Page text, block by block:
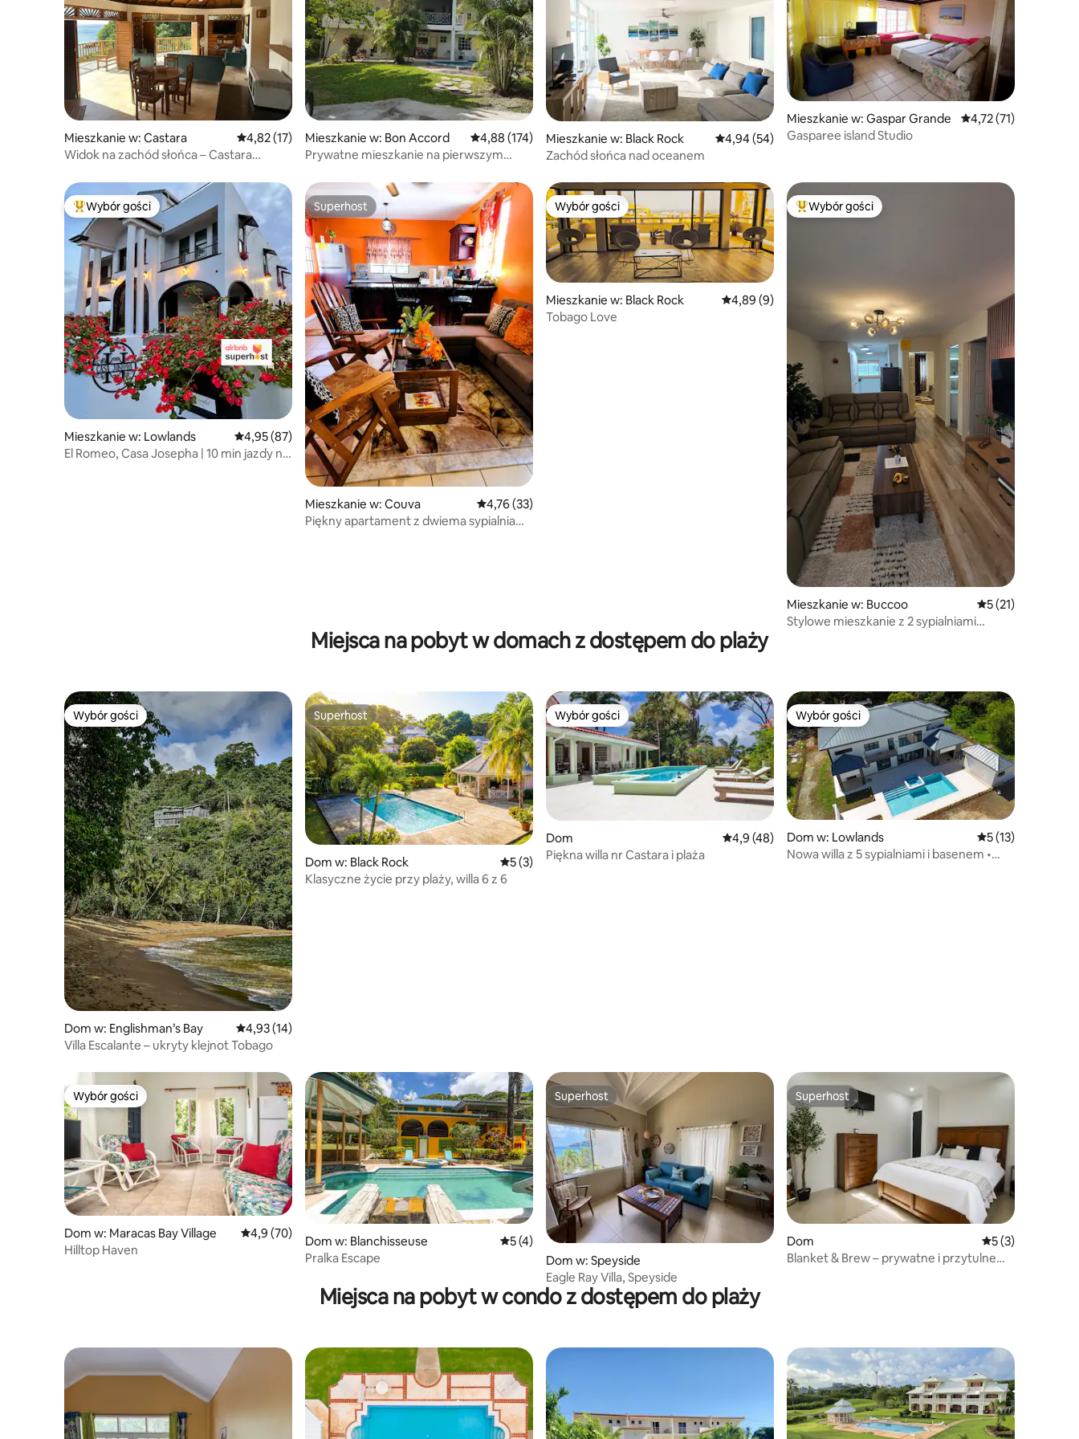
Mieszkanie w: Castara Średnia ocena: 4,82 na 5, liczba recenzji: 17
4,82 (17)
Widok na zachód słońca – Castara
Mieszkanie w: Bon Accord Średnia ocena: 4,88 na 5, liczba recenzji: 174
4,88 (174)
Prywatne mieszkanie na pierwszym
Mieszkanie w: Black Rock Średnia ocena: 4,94 na 5, liczba recenzji: 54
4,94 (54)
Zachód słońca nad oceanem
Mieszkanie w: Gaspar Grande Średnia ocena: 4,72
4,72 (71)
Gasparee island Studio
Najpopularniejsze z kategorii Wybór gości
Wybór gości
Mieszkanie w: Lowlands Średnia ocena: 4,95 na 5, liczba recenzji: 87
4,95 (87)
El Romeo, Casa Josepha | 10 min jazdy na
Superhost
Superhost
Mieszkanie w: Couva Średnia ocena: 4,76 na 5, liczba recenzji: 33
4,76 (33)
Piękny apartament z dwiema sypialniami
Wybór gości
Wybór gości
Mieszkanie w: Black Rock Średnia ocena: 4,89 na 5, liczba recenzji: 9
4,89 (9)
Tobago Love
Najpopularniejsze z kategorii Wybór gości
Wybór gości
Mieszkanie w: Buccoo Średnia ocena: 5
5 (21)
Stylowe mieszkanie z 2 sypialniami
Miejsca na pobyt w domach z dostępem do plaży
Wybór gości
Wybór gości
Dom w: Englishman’s Bay Średnia ocena: 4,93 na 5, liczba recenzji: 14
4,93 (14)
Villa Escalante – ukryty klejnot Tobago
Superhost
Superhost
Dom w: Black Rock Średnia ocena: 5 na 5, liczba recenzji: 3
5 (3)
Klasyczne życie przy plaży, willa 6 z 6
Wybór gości
Wybór gości
Dom Średnia ocena: 4,9 na 5, liczba recenzji: 48
4,9 (48)
Piękna willa nr Castara i plaża
Wybór gości
Wybór gości
Dom w: Lowlands Średnia ocena: 5
5 (13)
Nowa willa z 5 sypialniami i basenem •
Wybór gości
Wybór gości
Dom w: Maracas Bay Village Średnia ocena: 4,9 na 5, liczba recenzji: 70
4,9 (70)
Hilltop Haven
Dom w: Blanchisseuse Średnia ocena: 5 na 5, liczba recenzji: 4
5 (4)
Pralka Escape
Superhost
Superhost
Dom w: Speyside
Eagle Ray Villa, Speyside
Superhost
Superhost
Dom Średnia ocena: 5
5 (3)
Blanket & Brew – prywatne i przytulne
Miejsca na pobyt w condo z dostępem do plaży